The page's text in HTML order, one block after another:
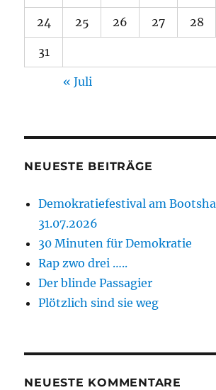
24 25 26 27 28
31
« Juli
NEUESTE BEITRÄGE
Demokratiefestival am
31.07.2026
30 Minuten für Demokratie
Rap zwo drei …..
Der blinde Passagier
Plötzlich sind sie weg
NEUESTE KOMMENTARE